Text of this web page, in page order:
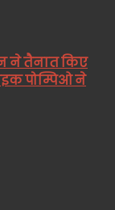
ने तैनात किए
पोम्पिओ ने